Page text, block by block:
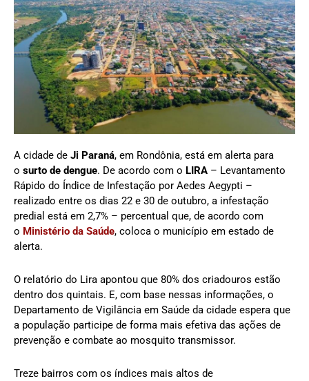
A cidade de Ji Paraná, em Rondônia, está em alerta para
o surto de dengue. De acordo com o LIRA – Levantamento
Rápido do Índice de Infestação por Aedes Aegypti –
realizado entre os dias 22 e 30 de outubro, a infestação
predial está em 2,7% – percentual que, de acordo com
o Ministério da Saúde, coloca o município em estado de
alerta.
O relatório do Lira apontou que 80% dos criadouros estão
dentro dos quintais. E, com base nessas informações, o
Departamento de Vigilância em Saúde da cidade espera que
a população participe de forma mais efetiva das ações de
prevenção e combate ao mosquito transmissor.
Treze bairros com os índices mais altos de